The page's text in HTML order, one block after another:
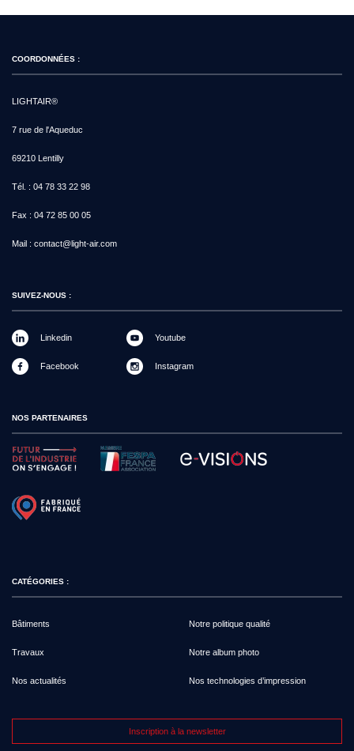
COORDONNÉES :
LIGHTAIR®
7 rue de l'Aqueduc
69210 Lentilly
Tél. : 04 78 33 22 98
Fax : 04 72 85 00 05
Mail : contact@light-air.com
SUIVEZ-NOUS :
Linkedin
Facebook
Youtube
Instagram
NOS PARTENAIRES
CATÉGORIES :
Bâtiments
Travaux
Nos actualités
Notre politique qualité
Notre album photo
Nos technologies d’impression
Inscription à la newsletter